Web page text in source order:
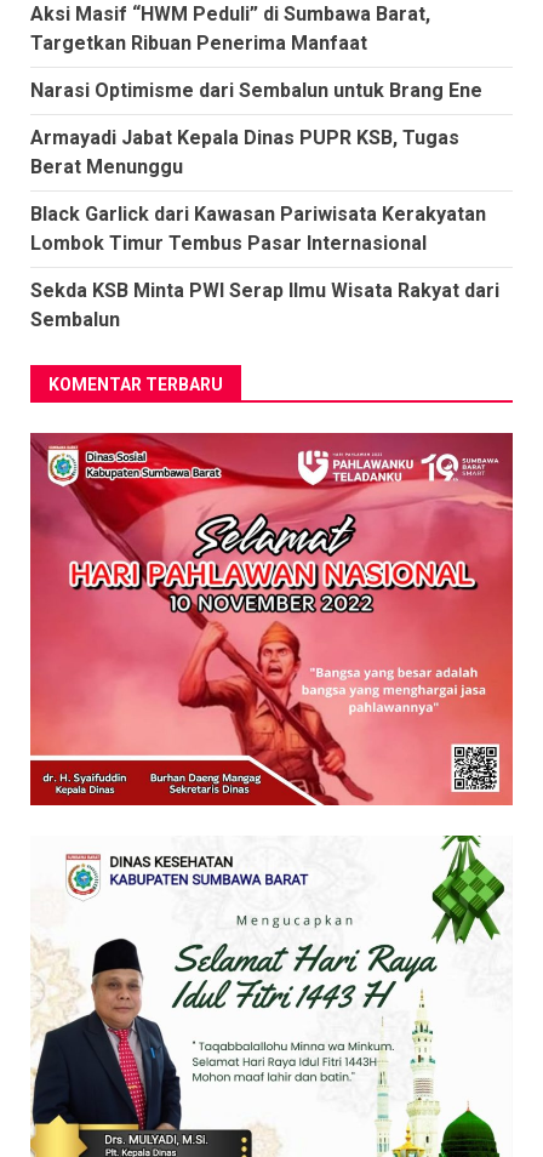
Aksi Masif “HWM Peduli” di Sumbawa Barat,
Targetkan Ribuan Penerima Manfaat
Narasi Optimisme dari Sembalun untuk Brang Ene
Armayadi Jabat Kepala Dinas PUPR KSB, Tugas
Berat Menunggu
Black Garlick dari Kawasan Pariwisata Kerakyatan
Lombok Timur Tembus Pasar Internasional
Sekda KSB Minta PWI Serap Ilmu Wisata Rakyat dari
Sembalun
KOMENTAR TERBARU